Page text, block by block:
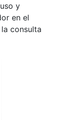
y
en el
consulta